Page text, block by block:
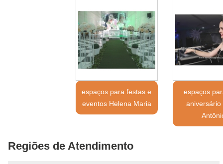
espaços para festas e
eventos Helena Maria
espaços
aniversário
Regiões de Atendimento